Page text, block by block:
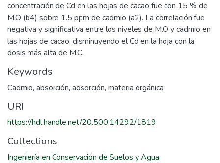
concentración de Cd en las hojas de cacao fue con 15 % de
M.O (b4) sobre 1.5 ppm de cadmio (a2). La correlación fue
negativa y significativa entre los niveles de M.O y cadmio en
las hojas de cacao, disminuyendo el Cd en la hoja con la
dosis más alta de M.O.
Keywords
Cadmio, absorción, adsorción, materia orgánica
URI
https://hdl.handle.net/20.500.14292/1819
Collections
Ingeniería en Conservación de Suelos y Agua